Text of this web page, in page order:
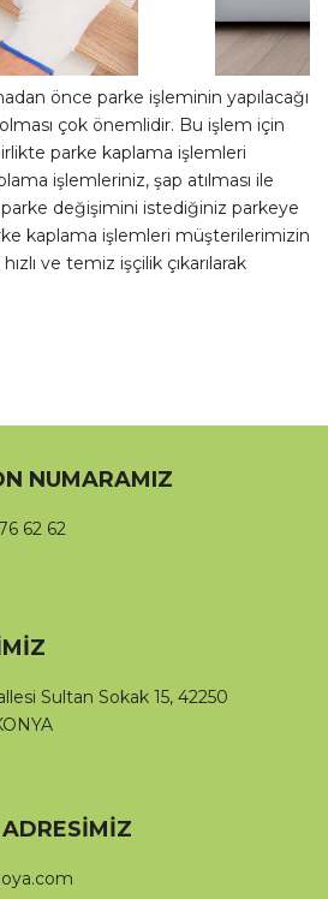
önce parke işleminin yapılacağı
çok önemlidir. Bu işlem için
parke kaplama işlemleri
işlemleriniz, şap atılması ile
değişimini istediğiniz parkeye
kaplama işlemleri müşterilerimizin
ve temiz işçilik çıkarılarak
NUMARAMIZ
62 62
Sultan Sokak 15, 42250